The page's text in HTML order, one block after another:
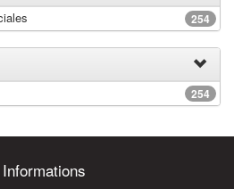
254
254